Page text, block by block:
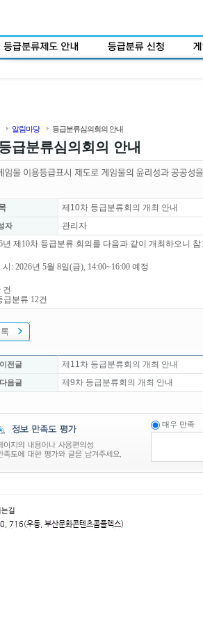
알림마당 등급분류심의회의 안내
급분류심의회의 안내
제10차 등급분류회의 개최 안내
자 관리자
년 제10차 등급분류 회의를 다음과 같이 개최하오니
시: 2026년 5월 8일(금), 14:00~16:00 예정
건
분류 12건
전글 제11차 등급분류회의 개최 안내
음글 제9차 등급분류회의 개최 안내
매우 만족